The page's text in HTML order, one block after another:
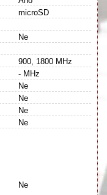
microSD
Ne
900, 1800 MHz
- MHz
Ne
Ne
Ne
Ne
Ne